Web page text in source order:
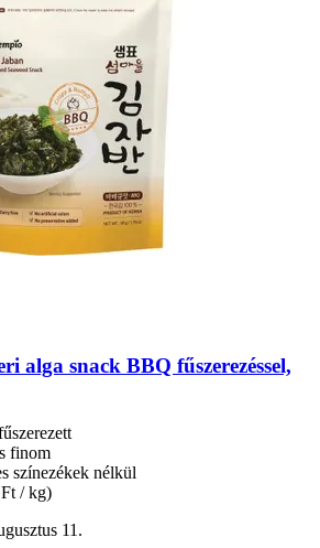
alga snack BBQ fűszerezéssel,
finom
színezékek nélkül
/ kg)
11.